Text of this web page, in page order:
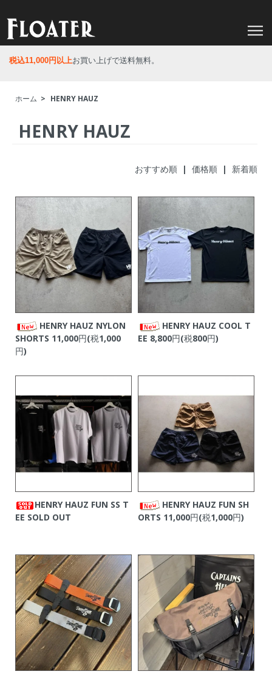
税込11,000円以上お買い上げで送料無料。
ホーム > HENRY HAUZ
HENRY HAUZ
おすすめ順| 価格順| 新着順
HENRY HAUZ NYLON
SHORTS 11,000円(税1,000
円)
HENRY HAUZ COOL T
EE 8,800円(税800円)
HENRY HAUZ FUN SS T
EE SOLD OUT
HENRY HAUZ FUN SH
ORTS 11,000円(税1,000円)